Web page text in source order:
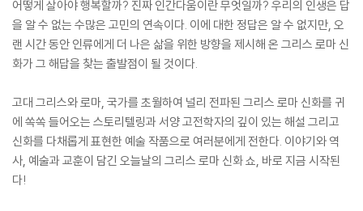
어떻게 살아야 행복할까? 진짜 인간다움이란 무엇일까? 우리의 인생은 답
을 알 수 없는 수많은 고민의 연속이다. 이에 대한 정답은 알 수 없지만, 오
랜 시간 동안 인류에게 더 나은 삶을 위한 방향을 제시해 온 그리스 로마 신
화가 그 해답을 찾는 출발점이 될 것이다.
고대 그리스와 로마, 국가를 초월하여 널리 전파된 그리스 로마 신화를 귀
에 쏙쏙 들어오는 스토리텔링과 서양 고전학자의 깊이 있는 해설 그리고
신화를 다채롭게 표현한 예술 작품으로 여러분에게 전한다. 이야기와 역
사, 예술과 교훈이 담긴 오늘날의 그리스 로마 신화 쇼, 바로 지금 시작된
다!